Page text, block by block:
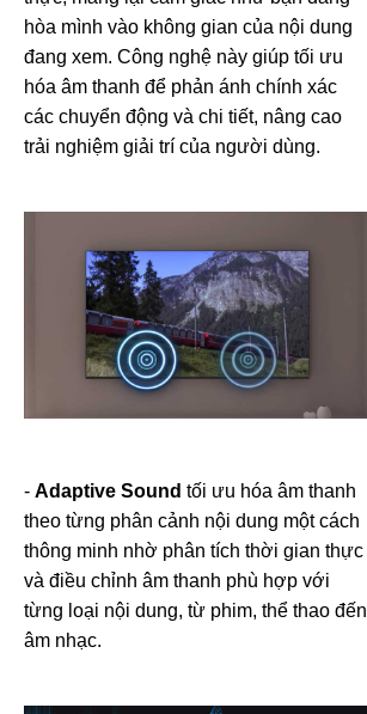
hòa mình vào không gian của nội dung
đang xem. Công nghệ này giúp tối ưu
hóa âm thanh để phản ánh chính xác
các chuyển động và chi tiết, nâng cao
trải nghiệm giải trí của người dùng.
- Adaptive Sound tối ưu hóa âm thanh
theo từng phân cảnh nội dung một cách
thông minh nhờ phân tích thời gian thực
và điều chỉnh âm thanh phù hợp với
từng loại nội dung, từ phim, thể thao đến
âm nhạc.